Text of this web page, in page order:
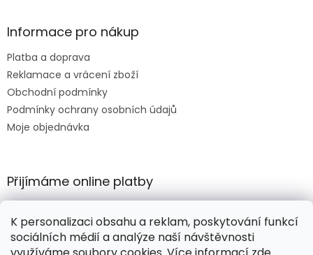
K personalizaci obsahu a reklam, poskytování funkcí
sociálních médií a analýze naší návštěvnosti
Informace pro nákup
Platba a doprava
Reklamace a vrácení zboží
Obchodní podmínky
Podmínky ochrany osobních údajů
Moje objednávka
Přijímáme online platby